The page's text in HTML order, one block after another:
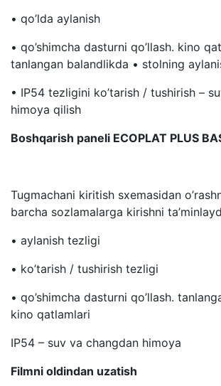
• qo’lda aylanish
• qo’shimcha dasturni qo’llash. kino
tanlangan balandlikda • stolning
• IP54 tezligini ko’tarish / tushirish –
himoya qilish
Boshqarish paneli ECOPLAT PLUS
Tugmachani kiritish sxemasidan
barcha sozlamalarga kirishni
• aylanish tezligi
• ko’tarish / tushirish tezligi
• qo’shimcha dasturni qo’llash.
kino qatlamlari
IP54 – suv va changdan himoya
Filmni oldindan uzatish